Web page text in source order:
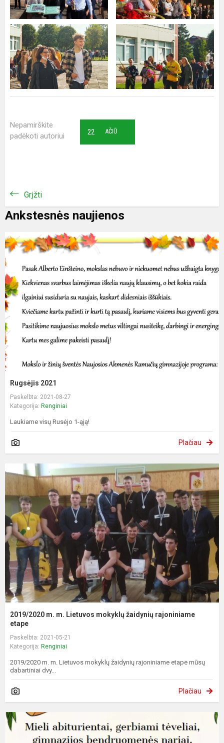
Nepamirškite
padėkoti autoriui
AČIŪ
22
Grįžti
Ankstesnės naujienos
Rugsėjis 2021
Paskelbta: 2021-08-27
Kategorija: Renginiai
Laukiame visų Rusėjo 1-ąją!
Plačiau
2019/2020 m. m. Lietuvos mokyklų žaidynių rajoniniame
etape
Paskelbta: 2021-05-21
Kategorija: Renginiai
2019/2020 m. m. Lietuvos mokyklų žaidynių rajoniniame etape mūsų
dabartiniai dvy...
Plačiau